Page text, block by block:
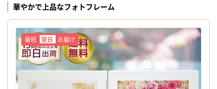
華やかで上品なフォトフレーム
最短 翌日 お届け